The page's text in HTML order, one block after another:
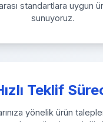
standartlara uygun
sunuyoruz.
Teklif
yönelik ürün